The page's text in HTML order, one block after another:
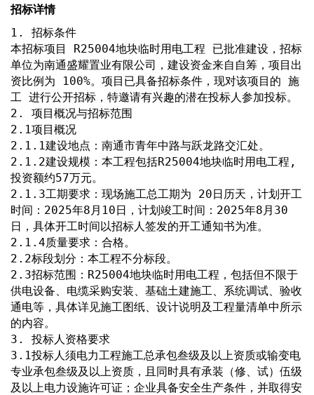
招标详情
1. 招标条件
本招标项目 R25004地块临时用电工程 已批准建设，招标
单位为南通盛耀置业有限公司，建设资金来自自筹，项目出
资比例为 100%。项目已具备招标条件，现对该项目的 施
工 进行公开招标，特邀请有兴趣的潜在投标人参加投标。
2. 项目概况与招标范围
2.1项目概况
2.1.1建设地点：南通市青年中路与跃龙路交汇处。
2.1.2建设规模：本工程包括R25004地块临时用电工程,
投资额约57万元。
2.1.3工期要求：现场施工总工期为 20日历天，计划开工
时间：2025年8月10日，计划竣工时间：2025年8月30
日，具体开工时间以招标人签发的开工通知书为准。
2.1.4质量要求：合格。
2.2标段划分：本工程不分标段。
2.3招标范围：R25004地块临时用电工程，包括但不限于
供电设备、电缆采购安装、基础土建施工、系统调试、验收
通电等，具体详见施工图纸、设计说明及工程量清单中所示
的内容。
3. 投标人资格要求
3.1投标人须电力工程施工总承包叁级及以上资质或输变电
专业承包叁级及以上资质，且同时具有承装（修、试）伍级
及以上电力设施许可证；企业具备安全生产条件，并取得安